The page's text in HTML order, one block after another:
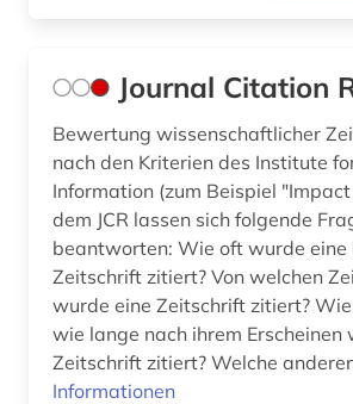
Journal Citation
Bewertung wissenschaftlicher
nach den Kriterien des Institute
Information (zum Beispiel
dem JCR lassen sich folgende
beantworten: Wie oft wurde eine bestimmte
Zeitschrift zitiert? Von welchen
wurde eine Zeitschrift zitiert?
wie lange nach ihrem Erscheinen
Zeitschrift zitiert? Welche
Informationen